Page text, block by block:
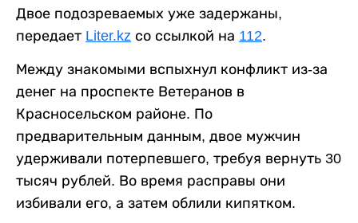
Двое подозреваемых уже задержаны,
передает Liter.kz со ссылкой на 112.
Между знакомыми вспыхнул конфликт из-за
денег на проспекте Ветеранов в
Красносельском районе. По
предварительным данным, двое мужчин
удерживали потерпевшего, требуя вернуть 30
тысяч рублей. Во время расправы они
избивали его, а затем облили кипятком.